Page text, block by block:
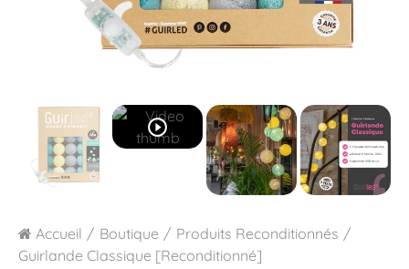
play_circle_outline
Accueil Boutique
Produits Reconditionnés
Guirlande Classique [Reconditionné]